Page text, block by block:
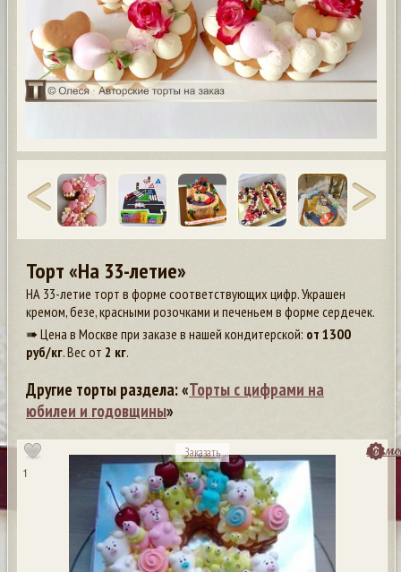
Торт «На 33-летие»
НА 33-летие торт в форме соответствующих цифр. Украшен
кремом, безе, красными розочками и печеньем в форме сердечек.
➠ Цена в Москве при заказе в нашей кондитерской: от 1300
руб/кг. Вес от 2 кг.
Другие торты раздела: «Торты с цифрами на
юбилеи и годовщины»
1
Заказать